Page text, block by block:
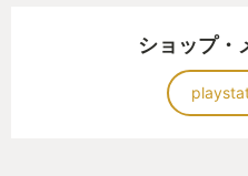
ショップ・